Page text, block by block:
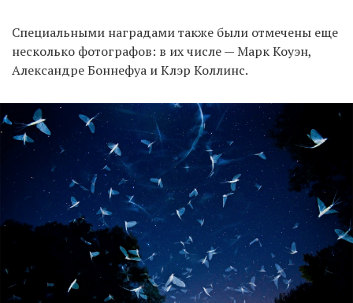
Специальными наградами также были отмечены еще
несколько фотографов: в их числе — Марк Коуэн,
Александре Боннефуа и Клэр Коллинс.